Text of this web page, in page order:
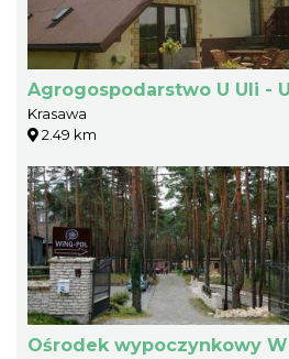
Agrogospodarstwo U Uli -
Krasawa
2.49 km
Ośrodek wypoczynkowy